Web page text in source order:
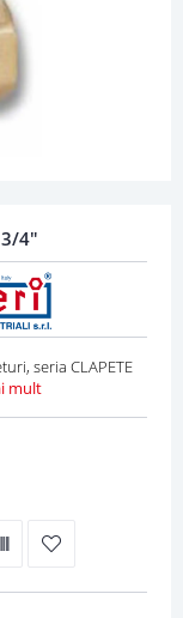
3/4"
seria CLAPETE
mult